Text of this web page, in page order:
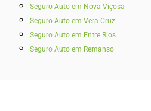
Seguro Auto em Nova Viçosa
Seguro Auto em Vera Cruz
Seguro Auto em Entre Rios
Seguro Auto em Remanso